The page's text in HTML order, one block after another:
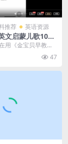
推荐 英语资源
文启蒙儿歌100
网盘免费下载
用《金宝贝早教英
习英语，效果真的
专门为...
47